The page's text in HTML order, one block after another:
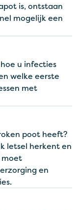
is, ontstaan
mogelijk een
u infecties
welke eerste
met
poot heeft?
letsel herkent en
moet
en